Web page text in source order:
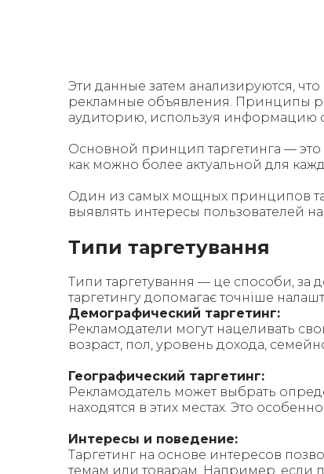
Эти данные затем анализируются,
рекламные объявления. Принципы
аудиторию, используя информацию
Основной принцип таргетинга —
как можно более актуальной для
Один из самых мощных принципов
выявлять интересы пользователей
Типи таргетування
Типи таргетування — це способи, за
таргетингу допомагає точніше
Демографический таргетинг:
Рекламодатели могут нацеливать
возраст, пол, уровень дохода,
Географический таргетинг:
Рекламодатель может выбрать
находятся в этих местах. Это
Интересы и поведение:
Таргетинг на основе интересов
темам или товарам. Например, если